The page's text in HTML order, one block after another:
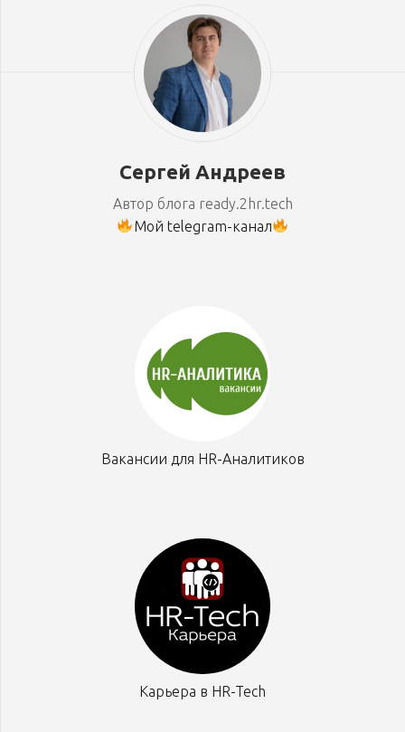
Сергей Андреев
Автор блога ready.2hr.tech
Мой telegram-канал
Вакансии для HR-Аналитиков
Карьера в HR-Tech